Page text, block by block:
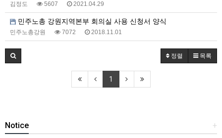
김정도 5607 2021.04.29
민주노총 강원지역본부 회의실 사용 신청서 양식
민주노총강원 7072 2018.11.01
정렬 목록
1
+
Notice